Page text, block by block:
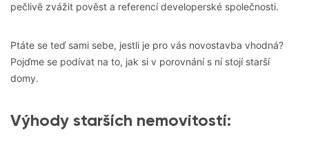
pečlivě zvážit pověst a referencí developerské společnosti.
Ptáte se teď sami sebe, jestli je pro vás novostavba vhodná?
Pojďme se podívat na to, jak si v porovnání s ní stojí starší
domy.
Výhody starších nemovitostí: